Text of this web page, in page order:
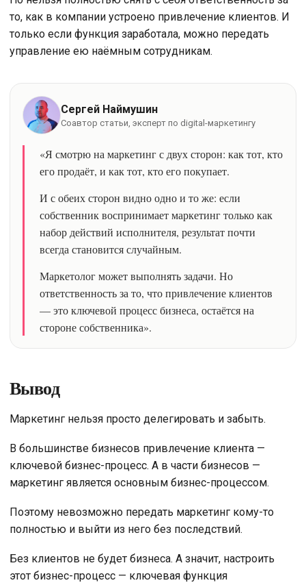
то, как в компании устроено привлечение клиентов. И
только если функция заработала, можно передать
управление ею наёмным сотрудникам.
Сергей Наймушин
Соавтор статьи, эксперт по digital-маркетингу
«Я смотрю на маркетинг с двух сторон: как тот, кто
его продаёт, и как тот, кто его покупает.
И с обеих сторон видно одно и то же: если
собственник воспринимает маркетинг только как
набор действий исполнителя, результат почти
всегда становится случайным.
Маркетолог может выполнять задачи. Но
ответственность за то, что привлечение клиентов
— это ключевой процесс бизнеса, остаётся на
стороне собственника».
Вывод
Маркетинг нельзя просто делегировать и забыть.
В большинстве бизнесов привлечение клиента —
ключевой бизнес-процесс. А в части бизнесов —
маркетинг является основным бизнес-процессом.
Поэтому невозможно передать маркетинг кому-то
полностью и выйти из него без последствий.
Без клиентов не будет бизнеса. А значит, настроить
этот бизнес-процесс — ключевая функция